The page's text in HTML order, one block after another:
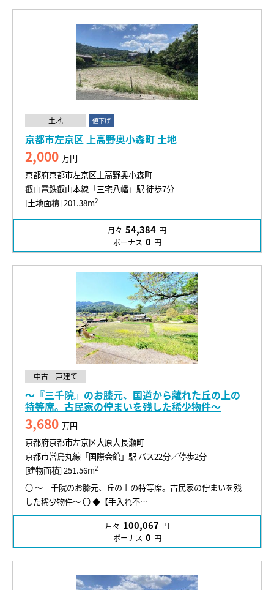
土地 値下げ
京都市左京区 上高野奥小森町 土地
2,000 万円
京都府京都市左京区上高野奥小森町
叡山電鉄叡山本線「三宅八幡」駅 徒歩7分
[土地面積] 201.38m2
月々 54,384 円
ボーナス 0 円
中古一戸建て
～『三千院』のお膝元、国道から離れた丘の上の
特等席。古民家の佇まいを残した稀少物件～
3,680 万円
京都府京都市左京区大原大長瀬町
京都市営烏丸線「国際会館」駅 バス22分／停歩2分
[建物面積] 251.56m2
〇 ～三千院のお膝元、丘の上の特等席。古民家の佇まいを残
した稀少物件～ 〇 ◆【手入れ不…
月々 100,067 円
ボーナス 0 円